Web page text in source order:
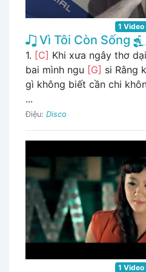
1 Video
Vì Tôi Còn Sống
1. [C] Khi xưa ngây thơ
bai mình ngu [G] si Rằng
gì không biết cần chi
...
Điệu: Disco
1 Video